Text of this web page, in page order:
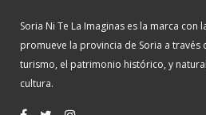
Soria Ni Te La Imaginas es la marca con
promueve la provincia de Soria a través
turismo, el patrimonio histórico, y
cultura.